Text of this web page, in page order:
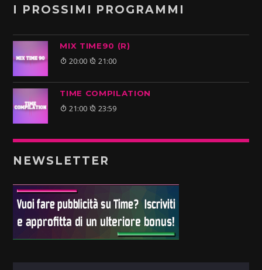
I PROSSIMI PROGRAMMI
MIX TIME90 (R)
20:00 21:00
TIME COMPILATION
21:00 23:59
NEWSLETTER